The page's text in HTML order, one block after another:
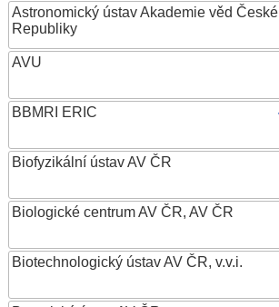
Astronomický ústav Akademie věd České
Republiky
AVU
BBMRI ERIC
Biofyzikální ústav AV ČR
Biologické centrum AV ČR, AV ČR
Biotechnologický ústav AV ČR, v.v.i.